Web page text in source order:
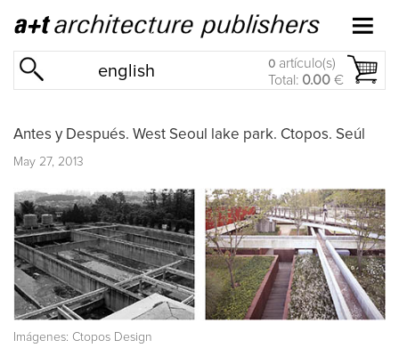
english 0 artículo(s)
Total: 0.00 €
Antes y Después. West Seoul lake park. Ctopos. Seúl
May 27, 2013
Imágenes: Ctopos Design